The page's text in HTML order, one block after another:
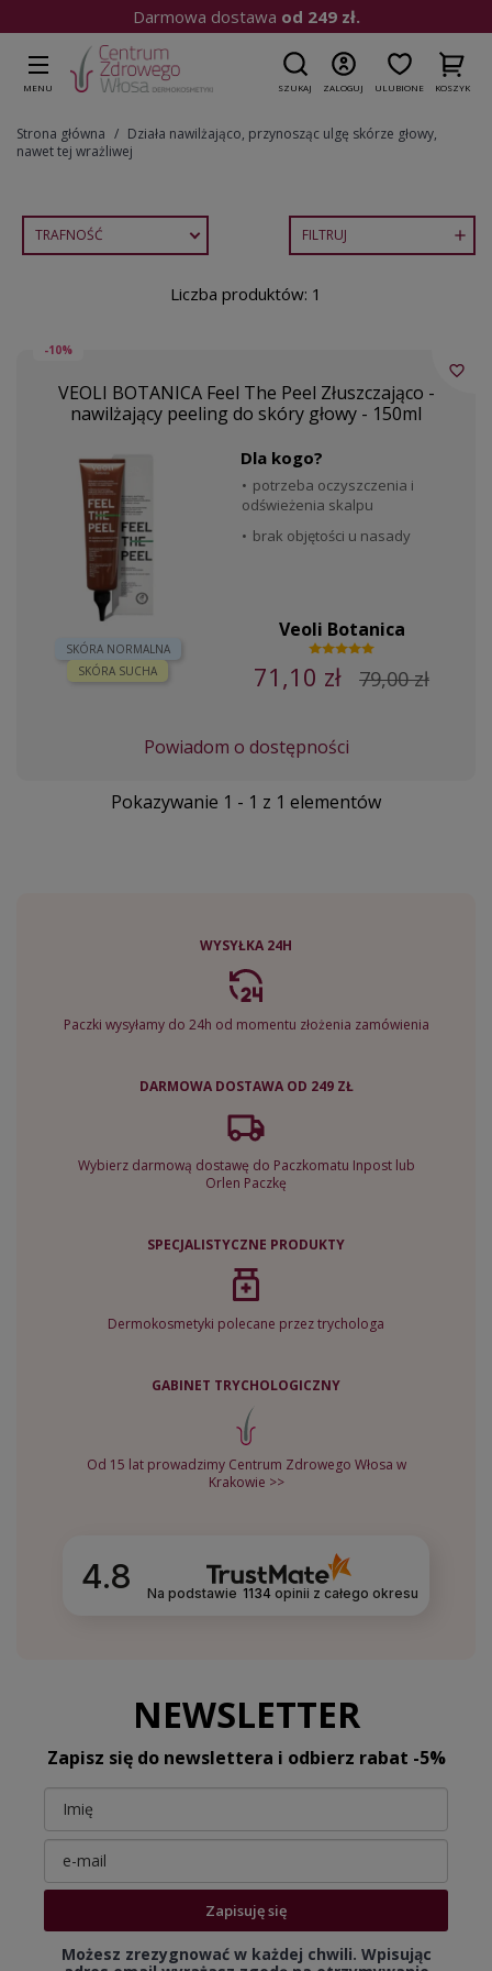
Darmowa dostawa od 249 zł.
MENU SZUKAJ ZALOGUJ ULUBIONE KOSZYK
Strona główna
Działa nawilżająco, przynosząc ulgę skórze głowy,
nawet tej wrażliwej
TRAFNOŚĆ FILTRUJ 
Liczba produktów: 1
-10%
VEOLI BOTANICA Feel The Peel Złuszczająco -
nawilżający peeling do skóry głowy - 150ml
SKÓRA NORMALNA
SKÓRA SUCHA
Dla kogo?
potrzeba oczyszczenia i
odświeżenia skalpu
brak objętości u nasady
Veoli Botanica
71,10 zł 79,00 zł
Powiadom o dostępności
favorite_border
Pokazywanie 1 - 1 z 1 elementów
WYSYŁKA 24H
Paczki wysyłamy do 24h od momentu złożenia zamówienia
DARMOWA DOSTAWA OD 249 ZŁ
Wybierz darmową dostawę do Paczkomatu Inpost lub
Orlen Paczkę
SPECJALISTYCZNE PRODUKTY
Dermokosmetyki polecane przez trychologa
GABINET TRYCHOLOGICZNY
Od 15 lat prowadzimy Centrum Zdrowego Włosa w
Krakowie >>
4.8 Na podstawie 1134opinii z całego okresu
NEWSLETTER
Zapisz się do newslettera i odbierz rabat -5%
Zapisuję się
Możesz zrezygnować w każdej chwili. Wpisując